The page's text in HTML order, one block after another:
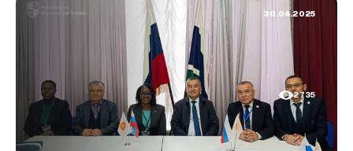
30.04.2025
2735